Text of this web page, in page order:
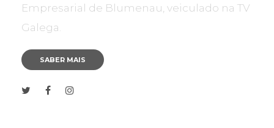
Empresarial de Blumenau, veiculado na TV
Galega.
SABER MAIS